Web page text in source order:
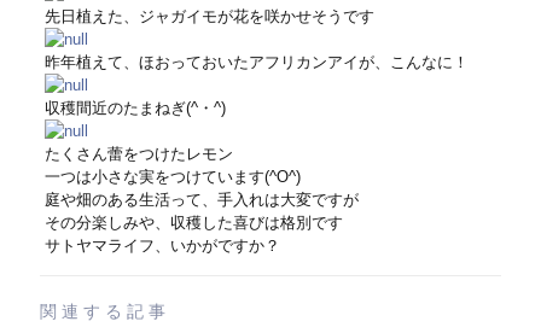
先日植えた、ジャガイモが花を咲かせそうです
昨年植えて、ほおっておいたアフリカンアイが、こんなに！
収穫間近のたまねぎ(^・^)
たくさん蕾をつけたレモン
一つは小さな実をつけています(^O^)
庭や畑のある生活って、手入れは大変ですが
その分楽しみや、収穫した喜びは格別です
サトヤマライフ、いかがですか？
関連する記事